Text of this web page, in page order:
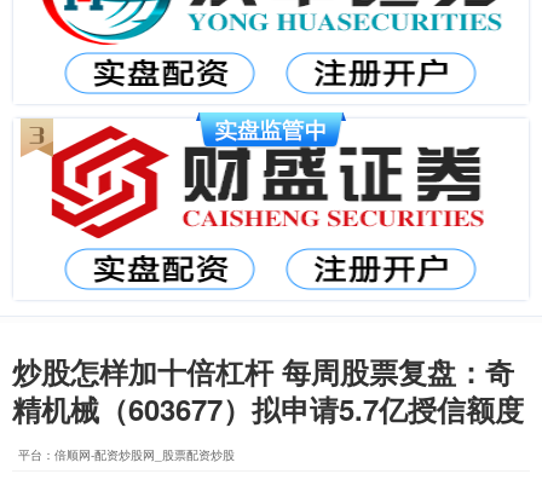
炒股怎样加十倍杠杆 每周股票复盘：奇
精机械（603677）拟申请5.7亿授信额度
平台：倍顺网-配资炒股网_股票配资炒股